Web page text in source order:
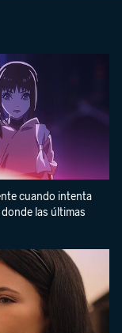
cuando intenta
las últimas